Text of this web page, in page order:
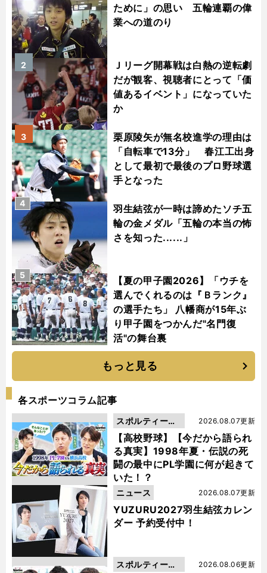
ために」の思い 五輪連覇の偉
業への道のり
Ｊリーグ開幕戦は白熱の逆転劇
だが観客、視聴者にとって「価
値あるイベント」になっていた
か
2
栗原陵矢が無名校進学の理由は
「自転車で13分」 春江工出身
として最初で最後のプロ野球選
手となった
3
羽生結弦が一時は諦めたソチ五
輪の金メダル「五輪の本当の怖
さを知った......」
4
【夏の甲子園2026】「ウチを
選んでくれるのは『Ｂランク』
の選手たち」 八幡商が15年ぶ
り甲子園をつかんだ"名門復
活"の舞台裏
5
もっと見る
各スポーツコラム記事
【高校野球】【今だから語られ
る真実】1998年夏・伝説の死
闘の最中にPL学園に何が起きて
いた！？
2026.08.07更新
スポルティーバ
動画
YUZURU2027羽生結弦カレン
ダー 予約受付中！
2026.08.07更新
ニュース
2026.08.06更新
スポルティーバ